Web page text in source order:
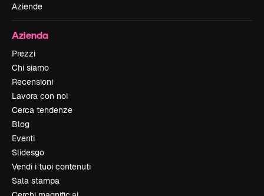
Aziende
Azienda
Prezzi
Chi siamo
Recensioni
Lavora con noi
Cerca tendenze
Blog
Eventi
Slidesgo
Vendi i tuoi contenuti
Sala stampa